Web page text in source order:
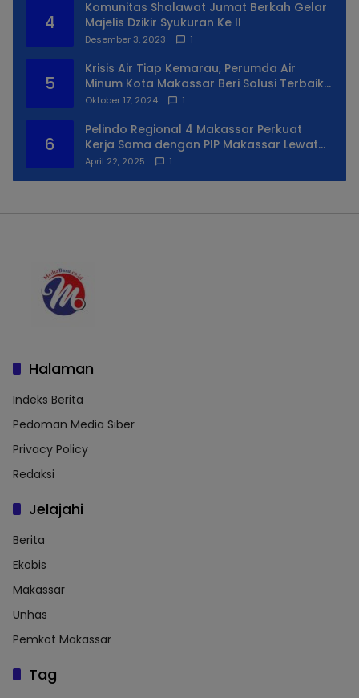
4
Komunitas Shalawat Jumat Berkah Gelar
Majelis Dzikir Syukuran Ke II
Desember 3, 2023 1
5
Krisis Air Tiap Kemarau, Perumda Air
Minum Kota Makassar Beri Solusi Terbaik
Untuk Daerah Utara Kota
Oktober 17, 2024 1
6
Pelindo Regional 4 Makassar Perkuat
Kerja Sama dengan PIP Makassar Lewat
Praktek Lapangan
April 22, 2025 1
Halaman
Indeks Berita
Pedoman Media Siber
Privacy Policy
Redaksi
Jelajahi
Berita
Ekobis
Makassar
Unhas
Pemkot Makassar
Tag